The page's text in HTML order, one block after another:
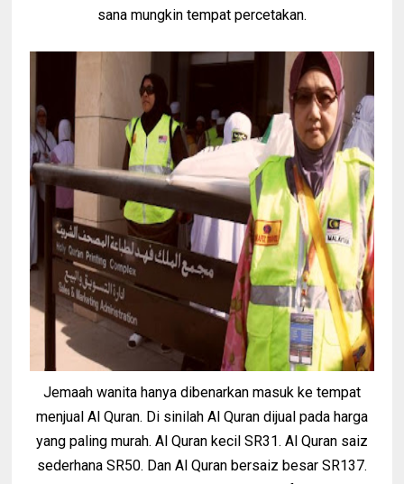
sana mungkin tempat percetakan.
Jemaah wanita hanya dibenarkan masuk ke tempat
menjual Al Quran. Di sinilah Al Quran dijual pada harga
yang paling murah. Al Quran kecil SR31. Al Quran saiz
sederhana SR50. Dan Al Quran bersaiz besar SR137.